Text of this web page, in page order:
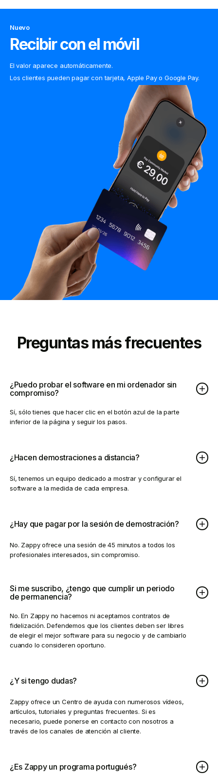
Nuevo
Recibir con el móvil
El valor aparece automáticamente.
Los clientes pueden pagar con tarjeta, Apple Pay o Google Pay.
Preguntas más frecuentes
¿Puedo probar el software en mi ordenador sin
compromiso?
Sí, sólo tienes que hacer clic en el botón azul de la parte
inferior de la página y seguir los pasos.
¿Hacen demostraciones a distancia?
Sí, tenemos un equipo dedicado a mostrar y configurar el
software a la medida de cada empresa.
¿Hay que pagar por la sesión de demostración?
No. Zappy ofrece una sesión de 45 minutos a todos los
profesionales interesados, sin compromiso.
Si me suscribo, ¿tengo que cumplir un periodo
de permanencia?
No. En Zappy no hacemos ni aceptamos contratos de
fidelización. Defendemos que los clientes deben ser libres
de elegir el mejor software para su negocio y de cambiarlo
cuando lo consideren oportuno.
¿Y si tengo dudas?
Zappy ofrece un Centro de ayuda con numerosos vídeos,
artículos, tutoriales y preguntas frecuentes. Si es
necesario, puede ponerse en contacto con nosotros a
través de los canales de atención al cliente.
¿Es Zappy un programa portugués?